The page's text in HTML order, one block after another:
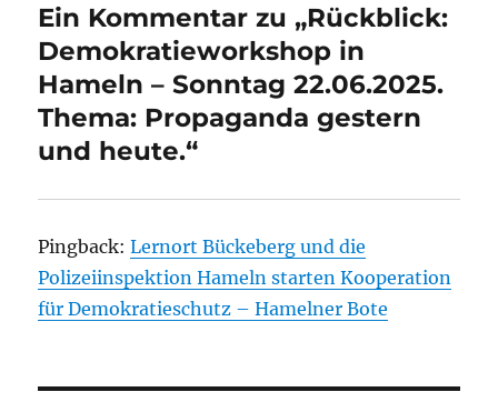
Ein Kommentar zu „Rückblick:
Demokratieworkshop in
Hameln – Sonntag 22.06.2025.
Thema: Propaganda gestern
und heute.“
Pingback:Lernort Bückeberg und die
Polizeiinspektion Hameln starten Kooperation
für Demokratieschutz – Hamelner Bote